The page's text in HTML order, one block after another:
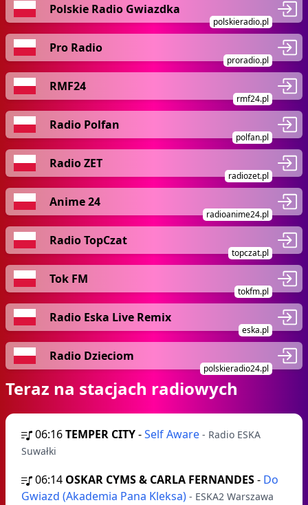
Polskie Radio Gwiazdka
polskieradio.pl
Pro Radio
proradio.pl
RMF24
rmf24.pl
Radio Polfan
polfan.pl
Radio ZET
radiozet.pl
Anime 24
radioanime24.pl
Radio TopCzat
topczat.pl
Tok FM
tokfm.pl
Radio Eska Live Remix
eska.pl
Radio Dzieciom
polskieradio24.pl
Teraz na stacjach radiowych
06:16TEMPER CITY-Self Aware - Radio ESKA
Suwałki
06:14 OSKAR CYMS & CARLA FERNANDES- Do
Gwiazd (Akademia Pana Kleksa) - ESKA2 Warszawa